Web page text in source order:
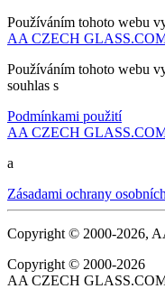
Používáním tohoto webu
AA CZECH
Používáním tohoto webu
souhlas s
Podmínkami použití
AA CZECH
a
Zásadami ochrany
Copyright © 2000-2026,
Copyright © 2000-2026
AA CZECH